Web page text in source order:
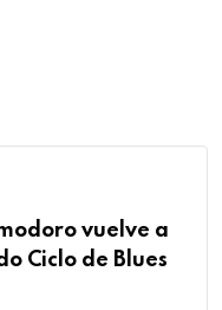
vuelve a
Ciclo de Blues